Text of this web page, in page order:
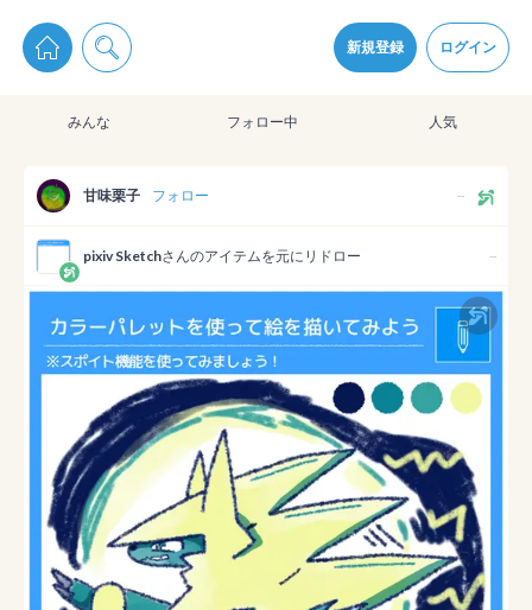
新規登録 ログイン
pixiv Sketchは2024年5月28日付で プライパシーポリシーを改定しました。
通知を受け取るにはここをクリックします
pixiv Sketchアプリでさらに快適に！
みんな フォロー中 人気
甘味栗子 フォロー --
pixiv Sketchさんのアイテムを元にリドロー --